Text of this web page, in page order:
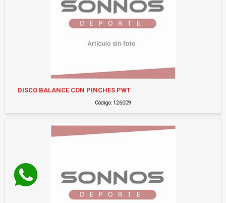
DISCO BALANCE CON PINCHES PWT
Código: 126009